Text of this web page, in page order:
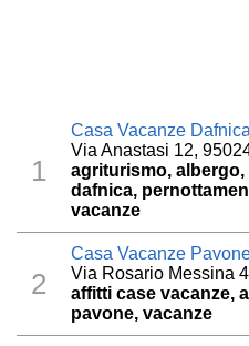
1
Casa Vacanze Dafnica
Via Anastasi 12,
agriturismo, albergo,
dafnica,
vacanze
2
Casa Vacanze
Via Rosario Messina
affitti case vacanze,
pavone, vacanze